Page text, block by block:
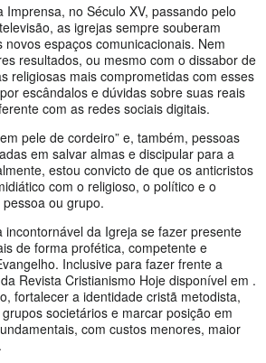
Imprensa, no Século XV, passando pelo
as igrejas sempre souberam
espaços comunicacionais. Nem
resultados, ou mesmo com o dissabor de
religiosas mais comprometidas com esses
escândalos e dúvidas sobre suas reais
com as redes sociais digitais.
pele de cordeiro” e, também, pessoas
em salvar almas e discipular para a
estou convicto de que os anticristos
com o religioso, o político e o
ou grupo.
incontornável da Igreja se fazer presente
de forma profética, competente e
Inclusive para fazer frente a
Revista Cristianismo Hoje disponível em .
fortalecer a identidade cristã metodista,
societários e marcar posição em
com custos menores, maior